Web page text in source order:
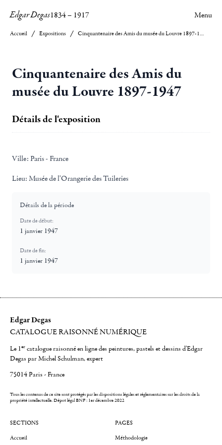
Edgar Degas1834– 1917 Menu
Accueil Expositions Cinquantenaire des Amis du musée du Louvre 1897-1947
Cinquantenaire des Amis du
musée du Louvre 1897-1947
Détails de l'exposition
Ville: Paris - France
Lieu: Musée de l'Orangerie des Tuileries
Détails de la période
Date de début:
1 janvier 1947
Date de fin:
1 janvier 1947
Edgar Degas
CATALOGUE RAISONNÉ NUMÉRIQUE
Le 1er catalogue raisonné en ligne des peintures, pastels et dessins d'Edgar
Degas par Michel Schulman, expert
75014 Paris - France
Tous les contenus de ce site sont protégés par les dispositions légales et réglementaires sur les droits de la
propriété intellectuelle.Dépot légal BNF : 1er décembre 2022
SECTIONS
Accueil
PAGES
Méthodologie